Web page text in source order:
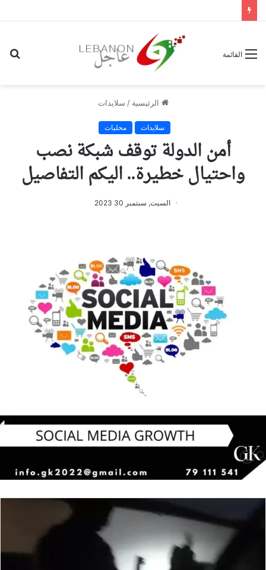
القائمة
الرئيسية / سلايدات
سلايدات محليات
أمن الدولة توقف شبكة نصب
واحتيال خطيرة.. اليكم التفاصيل
السبت, سبتمبر 30 2023